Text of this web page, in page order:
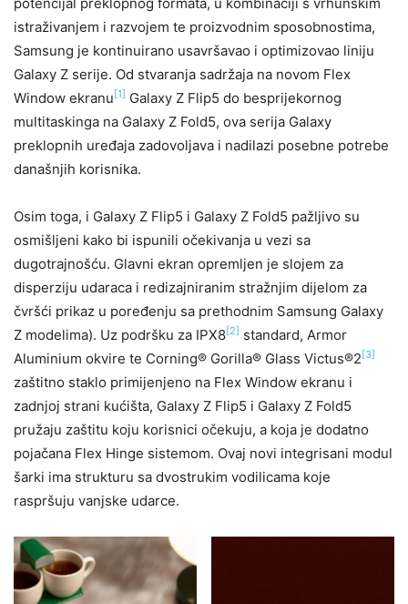
istraživanjem i razvojem te proizvodnim sposobnostima,
Samsung je kontinuirano usavršavao i optimizovao liniju
Galaxy Z serije. Od stvaranja sadržaja na novom Flex
Window ekranu [1] Galaxy Z Flip5 do besprijekornog
multitaskinga na Galaxy Z Fold5, ova serija Galaxy
preklopnih uređaja zadovoljava i nadilazi posebne potrebe
današnjih korisnika.
Osim toga, i Galaxy Z Flip5 i Galaxy Z Fold5 pažljivo su
osmišljeni kako bi ispunili očekivanja u vezi sa
dugotrajnošću. Glavni ekran opremljen je slojem za
disperziju udaraca i redizajniranim stražnjim dijelom za
čvršći prikaz u poređenju sa prethodnim Samsung Galaxy
Z modelima). Uz podršku za IPX8[2] standard, Armor
Aluminium okvire te Corning® Gorilla® Glass Victus®2 [3]
zaštitno staklo primijenjeno na Flex Window ekranu i
zadnjoj strani kućišta, Galaxy Z Flip5 i Galaxy Z Fold5
pružaju zaštitu koju korisnici očekuju, a koja je dodatno
pojačana Flex Hinge sistemom. Ovaj novi integrisani modul
šarki ima strukturu sa dvostrukim vodilicama koje
raspršuju vanjske udarce.